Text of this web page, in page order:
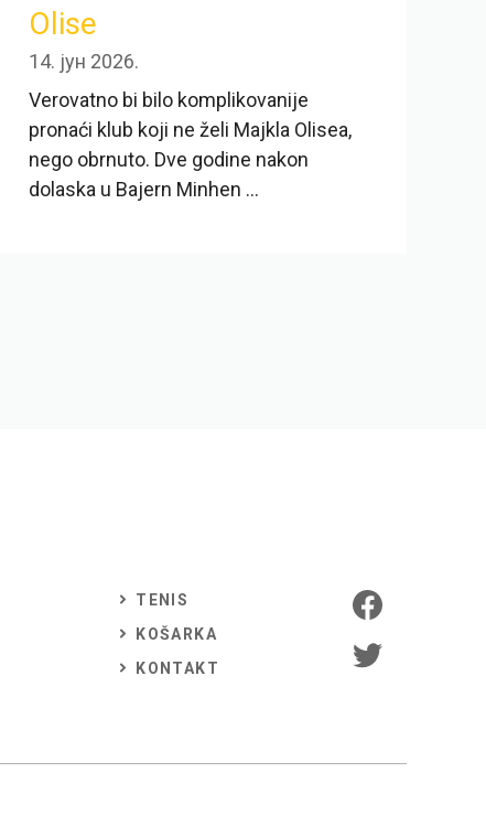
Olise
14. јун 2026.
Verovatno bi bilo komplikovanije
pronaći klub koji ne želi Majkla Olisea,
nego obrnuto. Dve godine nakon
dolaska u Bajern Minhen ...
TENIS
KOŠARKA
KONTAKT